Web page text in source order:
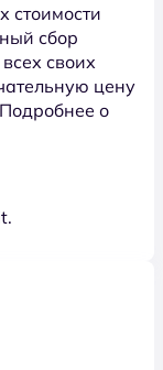
стоимости
сбор
своих
цену
о